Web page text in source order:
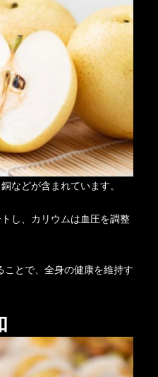
などが含まれています。
し、カリウムは血圧を調整
とで、全身の健康を維持す